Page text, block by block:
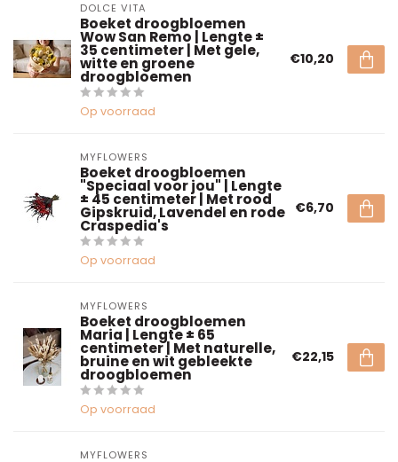
DOLCE VITA
Boeket droogbloemen
Wow San Remo | Lengte ±
35 centimeter | Met gele,
witte en groene
droogbloemen
Op voorraad
€10,20
MYFLOWERS
Boeket droogbloemen
"Speciaal voor jou" | Lengte
± 45 centimeter | Met rood
Gipskruid, Lavendel en rode
Craspedia's
Op voorraad
€6,70
MYFLOWERS
Boeket droogbloemen
Maria | Lengte ± 65
centimeter | Met naturelle,
bruine en wit gebleekte
droogbloemen
Op voorraad
€22,15
MYFLOWERS